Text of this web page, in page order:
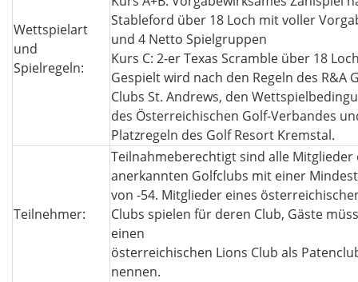
Wettspielart
und
Spielregeln:
Stableford über 18 Loch mit voller
und 4 Netto Spielgruppen
Kurs C: 2-er Texas Scramble über 18
Gespielt wird nach den Regeln des R&A
Clubs St. Andrews, den
des Österreichischen Golf-Verbandes
Platzregeln des Golf Resort Kremstal.
Teilnehmer:
Teilnahmeberechtigt sind alle Mitglieder
anerkannten Golfclubs mit einer
von -54. Mitglieder eines
Clubs spielen für deren Club, Gäste
einen
österreichischen Lions Club als
nennen.